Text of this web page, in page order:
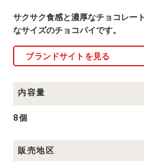
商
品
覧
サクサク食感と濃厚なチョコレー
なサイズのチョコパイです。
ブランドサイトを見る
内容量
8個
販売地区